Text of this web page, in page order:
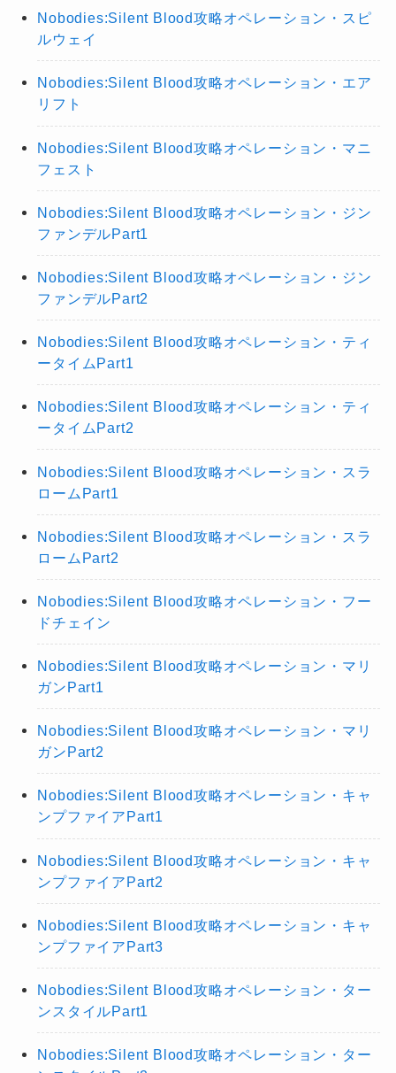
Nobodies:Silent Blood攻略オペレーション・スピ
ルウェイ
Nobodies:Silent Blood攻略オペレーション・エア
リフト
Nobodies:Silent Blood攻略オペレーション・マニ
フェスト
Nobodies:Silent Blood攻略オペレーション・ジン
ファンデルPart1
Nobodies:Silent Blood攻略オペレーション・ジン
ファンデルPart2
Nobodies:Silent Blood攻略オペレーション・ティ
ータイムPart1
Nobodies:Silent Blood攻略オペレーション・ティ
ータイムPart2
Nobodies:Silent Blood攻略オペレーション・スラ
ロームPart1
Nobodies:Silent Blood攻略オペレーション・スラ
ロームPart2
Nobodies:Silent Blood攻略オペレーション・フー
ドチェイン
Nobodies:Silent Blood攻略オペレーション・マリ
ガンPart1
Nobodies:Silent Blood攻略オペレーション・マリ
ガンPart2
Nobodies:Silent Blood攻略オペレーション・キャ
ンプファイアPart1
Nobodies:Silent Blood攻略オペレーション・キャ
ンプファイアPart2
Nobodies:Silent Blood攻略オペレーション・キャ
ンプファイアPart3
Nobodies:Silent Blood攻略オペレーション・ター
ンスタイルPart1
Nobodies:Silent Blood攻略オペレーション・ター